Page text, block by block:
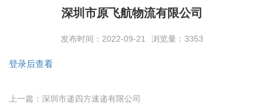
深圳市原飞航物流有限公司
发布时间：2022-09-21 浏览量：3353
登录后查看
上一篇：深圳市递四方速递有限公司